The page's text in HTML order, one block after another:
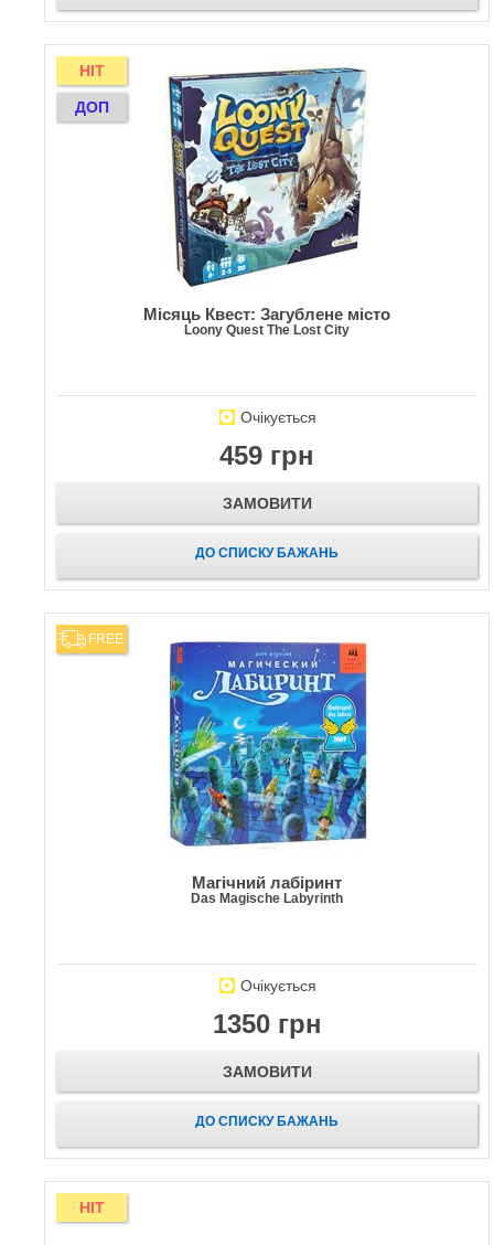
HIT
ДОП
Місяць Квест: Загублене місто
Loony Quest The Lost City
Очікується
459 грн
ЗАМОВИТИ
ДО СПИСКУ БАЖАНЬ
FREE
Магічний лабіринт
Das Magische Labyrinth
Очікується
1350 грн
ЗАМОВИТИ
ДО СПИСКУ БАЖАНЬ
HIT